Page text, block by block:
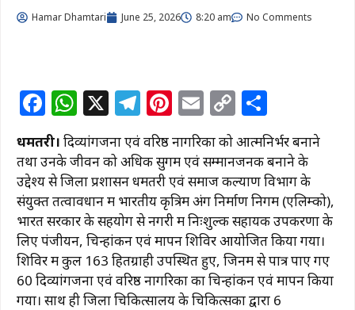
Hamar Dhamtari June 25, 2026 8:20 am No Comments
F
a
c
e
b
o
o
k
W
h
at
s
A
p
p
X T
el
e
g
ra
m
Pi
te
re
st
E
m
ai
l
C
p
y
Li
n
k
h
ar
e
धमतरी। दिव्यांगजनों एवं वरिष्ठ नागरिकों को आत्मनिर्भर बनाने
तथा उनके जीवन को अधिक सुगम एवं सम्मानजनक बनाने के
उद्देश्य से जिला प्रशासन धमतरी एवं समाज कल्याण विभाग के
संयुक्त तत्वावधान में भारतीय कृत्रिम अंग निर्माण निगम (एलिम्को),
भारत सरकार के सहयोग से नगरी में निःशुल्क सहायक उपकरणों के
लिए पंजीयन, चिन्हांकन एवं मापन शिविर आयोजित किया गया।
शिविर में कुल 163 हितग्राही उपस्थित हुए, जिनमें से पात्र पाए गए
60 दिव्यांगजनों एवं वरिष्ठ नागरिकों का चिन्हांकन एवं मापन किया
गया। साथ ही जिला चिकित्सालय के चिकित्सकों द्वारा 6